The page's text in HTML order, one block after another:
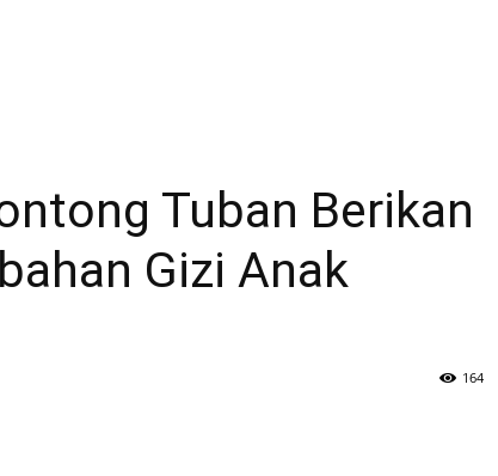
Tuban Berikan
Gizi Anak
164